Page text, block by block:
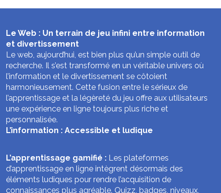
Le Web : Un terrain de jeu infini entre information
et divertissement
Le web, aujourd’hui, est bien plus qu’un simple outil de
recherche. Il s’est transformé en un véritable univers où
l’information et le divertissement se côtoient
harmonieusement. Cette fusion entre le sérieux de
l’apprentissage et la légèreté du jeu offre aux utilisateurs
une expérience en ligne toujours plus riche et
personnalisée.
L’information : Accessible et ludique
L’apprentissage gamifié : Les plateformes
d’apprentissage en ligne intègrent désormais des
éléments ludiques pour rendre l’acquisition de
connaissances plus agréable. Quizz, badges, niveaux,